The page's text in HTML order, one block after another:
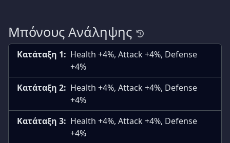
Μπόνους Ανάληψης
Κατάταξη 1: Health +4%, Attack +4%, Defense
+4%
Κατάταξη 2: Health +4%, Attack +4%, Defense
+4%
Κατάταξη 3: Health +4%, Attack +4%, Defense
+4%